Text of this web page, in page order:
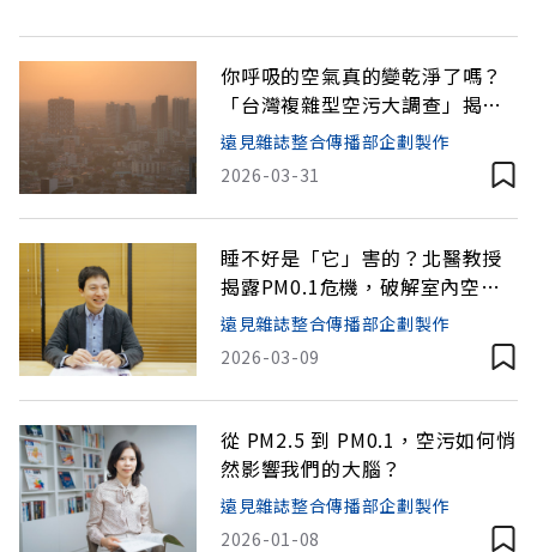
你呼吸的空氣真的變乾淨了嗎？
「台灣複雜型空污大調查」揭露
真相！
遠見雜誌整合傳播部企劃製作
2026-03-31
睡不好是「它」害的？北醫教授
揭露PM0.1危機，破解室內空污3
大迷思
遠見雜誌整合傳播部企劃製作
2026-03-09
從 PM2.5 到 PM0.1，空污如何悄
然影響我們的大腦？
遠見雜誌整合傳播部企劃製作
2026-01-08